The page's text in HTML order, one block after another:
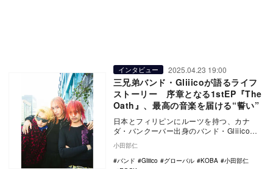
インタビュー 2025.04.23 19:00
三兄弟バンド・Gliiicoが語るライフ
ストーリー 序章となる1stEP『The
Oath』、最高の音楽を届ける“誓い”
日本とフィリピンにルーツを持つ、カナ
ダ・バンクーバー出身のバンド・Gliiico。2
月28日に1stEP『The Oath (D…
小田部仁
バンド
Gliiico グローバル KOBA
小田部仁